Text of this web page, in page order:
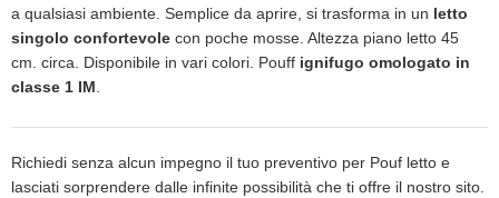
a qualsiasi ambiente. Semplice da aprire, si trasforma in un letto
singolo confortevole con poche mosse. Altezza piano letto 45
cm. circa. Disponibile in vari colori. Pouff ignifugo omologato in
classe 1 IM.
Richiedi senza alcun impegno il tuo preventivo per Pouf letto e
lasciati sorprendere dalle infinite possibilità che ti offre il nostro sito.